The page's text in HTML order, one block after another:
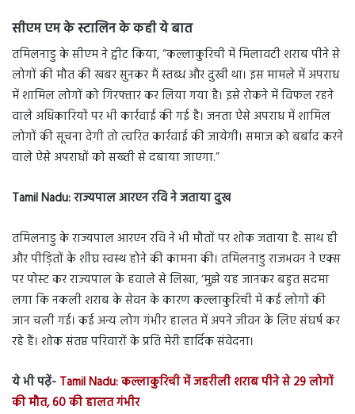
सीएम एम के स्टालिन के कही ये बात
तमिलनाडु के सीएम ने ट्वीट किया, “कल्लाकुरिची में मिलावटी शराब पीने से
लोगों की मौत की खबर सुनकर मैं स्तब्ध और दुखी था। इस मामले में अपराध
में शामिल लोगों को गिरफ्तार कर लिया गया है। इसे रोकने में विफल रहने
वाले अधिकारियों पर भी कार्रवाई की गई है। जनता ऐसे अपराध में शामिल
लोगों की सूचना देगी तो त्वरित कार्रवाई की जायेगी। समाज को बर्बाद करने
वाले ऐसे अपराधों को सख्ती से दबाया जाएगा.”
Tamil Nadu:राज्यपाल आरएन रवि ने जताया दुख
तमिलनाडु के राज्यपाल आरएन रवि ने भी मौतों पर शोक जताया है. साथ ही
और पीड़ितों के शीघ्र स्वस्थ होने की कामना की। तमिलनाडु राजभवन ने एक्स
पर पोस्ट कर राज्यपाल के हवाले से लिखा, ‘मुझे यह जानकर बहुत सदमा
लगा कि नकली शराब के सेवन के कारण कल्लाकुरिची में कई लोगों की
जान चली गई। कई अन्य लोग गंभीर हालत में अपने जीवन के लिए संघर्ष कर
रहे हैं। शोक संतप्त परिवारों के प्रति मेरी हार्दिक संवेदना।
ये भी पढ़ें- Tamil Nadu: कल्लाकुरिची में जहरीली शराब पीने से 29 लोगों
की मौत, 60 की हालत गंभीर